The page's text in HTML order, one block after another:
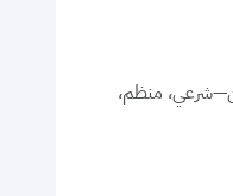
يتحرك في الظل إلى العلن—شرعي، منظم،